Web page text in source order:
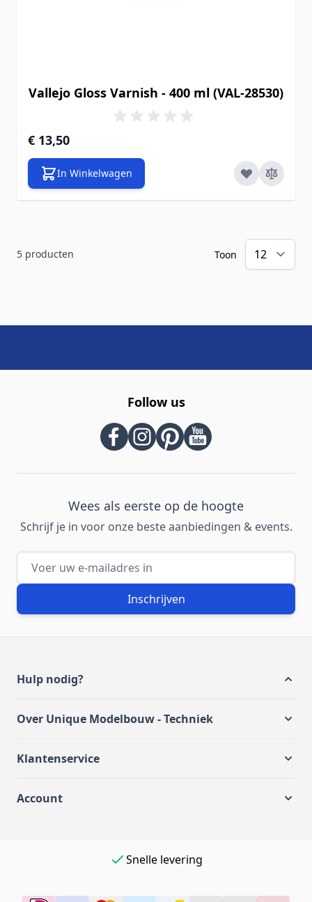
Vallejo Gloss Varnish - 400 ml (VAL-28530)
€ 13,50
In Winkelwagen
5 producten Toon
Follow us
Wees als eerste op de hoogte
Schrijf je in voor onze beste aanbiedingen & events.
E-mailadres
Inschrijven
Hulp nodig?
Over Unique Modelbouw - Techniek
Klantenservice
Account
Snelle levering